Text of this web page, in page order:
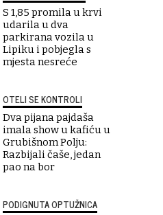
S 1,85 promila u krvi
udarila u dva
parkirana vozila u
Lipiku i pobjegla s
mjesta nesreće
OTELI SE KONTROLI
Dva pijana pajdaša
imala show u kafiću u
Grubišnom Polju:
Razbijali čaše, jedan
pao na bor
PODIGNUTA OPTUŽNICA